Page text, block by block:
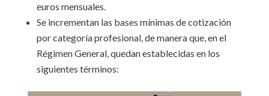
euros mensuales.
Se incrementan las bases mínimas de cotización
por categoría profesional, de manera que, en el
Régimen General, quedan establecidas en los
siguientes términos: